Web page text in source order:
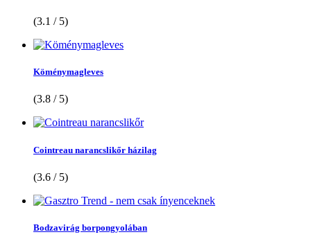
(3.1 / 5)
Köménymagleves
(3.8 / 5)
Cointreau narancslikőr házilag
(3.6 / 5)
Bodzavirág borpongyolában